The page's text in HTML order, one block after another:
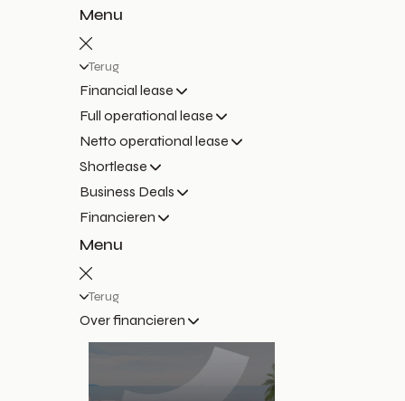
Menu
Terug
Financial lease
Full operational lease
Netto operational lease
Shortlease
Business Deals
Financieren
Menu
Terug
Over financieren